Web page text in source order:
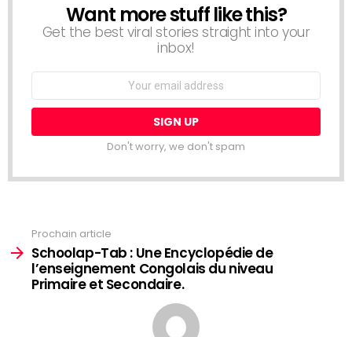
NEWSLETTER
Want more stuff like this?
Get the best viral stories straight into your
inbox!
Email
Don't worry, we don't spam
Prochain article
Schoolap-Tab : Une Encyclopédie de
l’enseignement Congolais du niveau
Primaire et Secondaire.